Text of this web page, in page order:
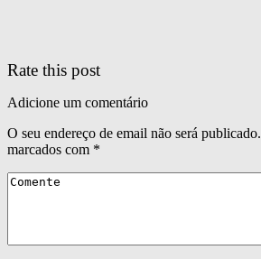
Rate this post
Adicione um comentário
O seu endereço de email não será publicado.
marcados com *